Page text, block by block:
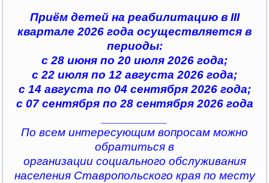
Приём детей на реабилитацию в III
квартале 2026 года осуществляется в
периоды:
с 28 июня по 20 июля 2026 года;
с 22 июля по 12 августа 2026 года;
с 14 августа по 04 сентября 2026 года;
с 07 сентября по 28 сентября 2026 года
По всем интересующим вопросам можно
обратиться в
организации социального обслуживания
населения Ставропольского края по месту